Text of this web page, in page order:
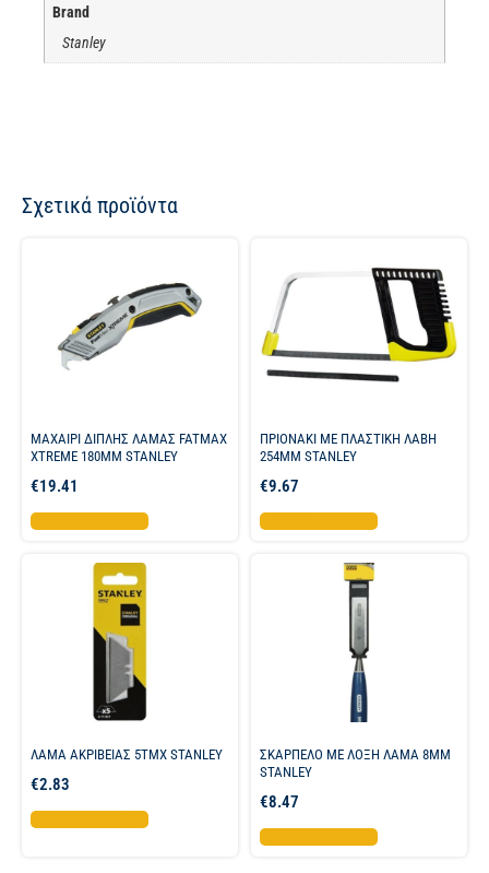
Brand
Stanley
Σχετικά προϊόντα
ΜΑΧΑΙΡΙ ΔΙΠΛΗΣ ΛΑΜΑΣ FATMAX
XTREME 180ΜΜ STANLEY
€19.41
Προσθήκη στο καλάθι
ΠΡΙΟΝΑΚΙ ΜΕ ΠΛΑΣΤΙΚΗ ΛΑΒΗ
254ΜΜ STANLEY
€9.67
Προσθήκη στο καλάθι
ΛΑΜΑ ΑΚΡΙΒΕΙΑΣ 5ΤΜΧ STANLEY
€2.83
Προσθήκη στο καλάθι
ΣΚΑΡΠΕΛΟ ΜΕ ΛΟΞΗ ΛΑΜΑ 8MM
STANLEY
€8.47
Προσθήκη στο καλάθι